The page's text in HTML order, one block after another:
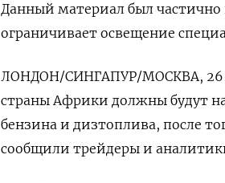
Данный материал был частично
ограничивает освещение
ЛОНДОН/CИНГАПУР/МОСКВА, 26
страны Африки должны будут
бензина и дизтоплива, после
сообщили трейдеры и